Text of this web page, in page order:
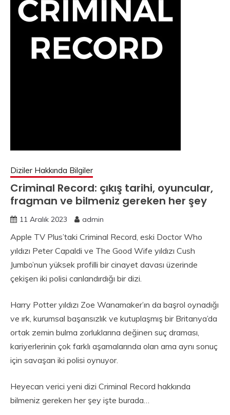
Diziler Hakkında Bilgiler
Criminal Record: çıkış tarihi, oyuncular,
fragman ve bilmeniz gereken her şey
11 Aralık 2023 admin
Apple TV Plus’taki Criminal Record, eski Doctor Who
yıldızı Peter Capaldi ve The Good Wife yıldızı Cush
Jumbo’nun yüksek profilli bir cinayet davası üzerinde
çekişen iki polisi canlandırdığı bir dizi.
Harry Potter yıldızı Zoe Wanamaker’ın da başrol oynadığı
ve ırk, kurumsal başarısızlık ve kutuplaşmış bir Britanya’da
ortak zemin bulma zorluklarına değinen suç draması,
kariyerlerinin çok farklı aşamalarında olan ama aynı sonuç
için savaşan iki polisi oynuyor.
Heyecan verici yeni dizi Criminal Record hakkında
bilmeniz gereken her şey işte burada…